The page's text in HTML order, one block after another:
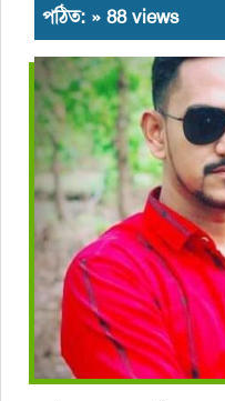
পঠিত: » 88 views